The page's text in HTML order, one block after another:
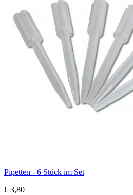
Pipetten - 6 Stück im Set
€ 3,80